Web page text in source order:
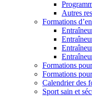
Autres
Formations
Formations
Formations
Calendrier des
Sport sain et